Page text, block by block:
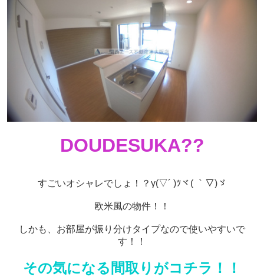
DOUDESUKA??
すごいオシャレでしょ！？γ(▽´ )ﾂヾ( ｀▽)ゞ
欧米風の物件！！
しかも、お部屋が振り分けタイプなので使いやすいで
す！！
その気になる間取りがコチラ！！